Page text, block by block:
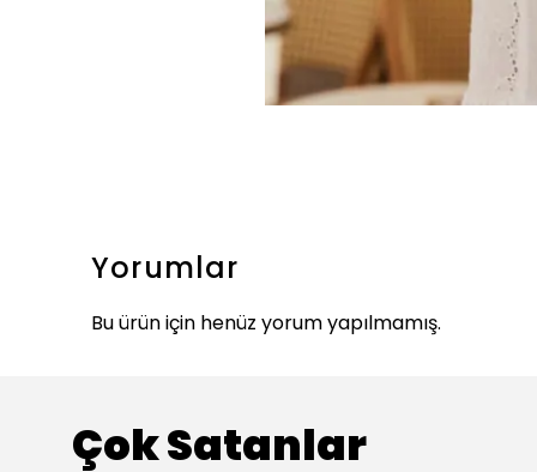
Yorumlar
Bu ürün için henüz yorum yapılmamış.
Çok Satanlar